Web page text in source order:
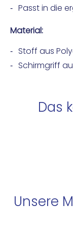
Passt in die
Material:
Stoff aus
Schirmgriff
Das
Unsere